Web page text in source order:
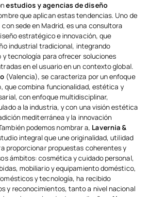
estudios y agencias de diseño
que aplican estas tendencias. Uno de
con sede en Madrid, es una consultora
estratégico e innovación, que
industrial tradicional, integrando
tecnología para ofrecer soluciones
en el usuario en un contexto global.
(Valencia), se caracteriza por un enfoque
que combina funcionalidad, estética y
con enfoque multidisciplinar,
a la industria, y con una visión estética
mediterránea y la innovación
podemos nombrar a, Lavernia &
integral que une originalidad, utilidad
proporcionar propuestas coherentes y
ámbitos: cosmética y cuidado personal,
mobiliario y equipamiento doméstico,
y tecnología, ha recibido
y reconocimientos, tanto a nivel nacional